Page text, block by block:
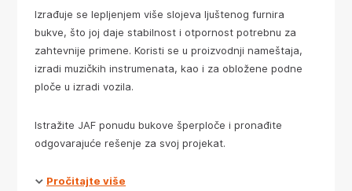
Izrađuje se lepljenjem više slojeva ljuštenog furnira
bukve, što joj daje stabilnost i otpornost potrebnu za
zahtevnije primene. Koristi se u proizvodnji nameštaja,
izradi muzičkih instrumenata, kao i za obložene podne
ploče u izradi vozila.
Istražite JAF ponudu bukove šperploče i pronađite
odgovarajuće rešenje za svoj projekat.
Pročitajte više